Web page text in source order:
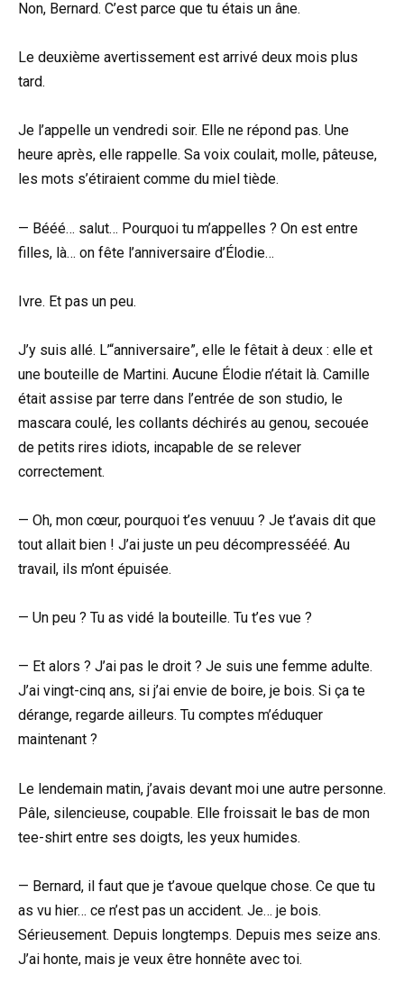
Non, Bernard. C’est parce que tu étais un âne.
Le deuxième avertissement est arrivé deux mois plus
tard.
Je l’appelle un vendredi soir. Elle ne répond pas. Une
heure après, elle rappelle. Sa voix coulait, molle, pâteuse,
les mots s’étiraient comme du miel tiède.
— Bééé… salut… Pourquoi tu m’appelles ? On est entre
filles, là… on fête l’anniversaire d’Élodie…
Ivre. Et pas un peu.
J’y suis allé. L’“anniversaire”, elle le fêtait à deux : elle et
une bouteille de Martini. Aucune Élodie n’était là. Camille
était assise par terre dans l’entrée de son studio, le
mascara coulé, les collants déchirés au genou, secouée
de petits rires idiots, incapable de se relever
correctement.
— Oh, mon cœur, pourquoi t’es venuuu ? Je t’avais dit que
tout allait bien ! J’ai juste un peu décompressééé. Au
travail, ils m’ont épuisée.
— Un peu ? Tu as vidé la bouteille. Tu t’es vue ?
— Et alors ? J’ai pas le droit ? Je suis une femme adulte.
J’ai vingt-cinq ans, si j’ai envie de boire, je bois. Si ça te
dérange, regarde ailleurs. Tu comptes m’éduquer
maintenant ?
Le lendemain matin, j’avais devant moi une autre personne.
Pâle, silencieuse, coupable. Elle froissait le bas de mon
tee-shirt entre ses doigts, les yeux humides.
— Bernard, il faut que je t’avoue quelque chose. Ce que tu
as vu hier… ce n’est pas un accident. Je… je bois.
Sérieusement. Depuis longtemps. Depuis mes seize ans.
J’ai honte, mais je veux être honnête avec toi.